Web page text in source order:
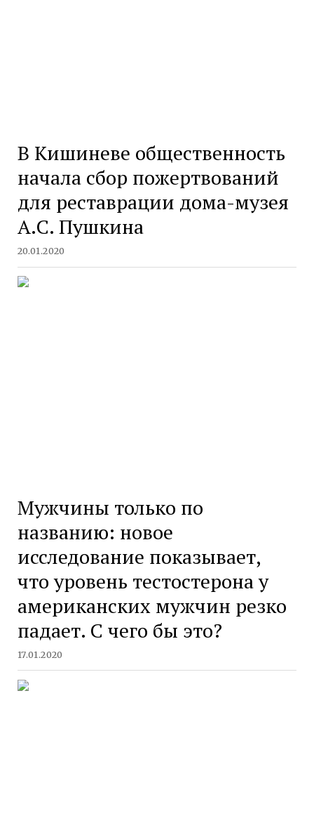
В Кишиневе общественность
начала сбор пожертвований
для реставрации дома-музея
А.С. Пушкина
20.01.2020
Мужчины только по
названию: новое
исследование показывает,
что уровень тестостерона у
американских мужчин резко
падает. С чего бы это?
17.01.2020